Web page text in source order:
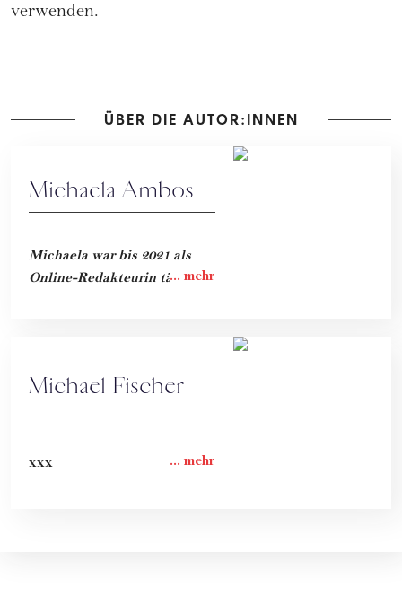
verwenden.
ÜBER DIE AUTOR:INNEN
Michaela Ambos
Michaela war bis 2021 als
Online-Redakteurin tätig.
Michael Fischer
xxx